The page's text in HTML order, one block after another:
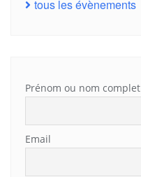
tous les évènements
Prénom ou nom complet
Email